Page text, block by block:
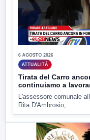
6 AGOSTO 2026
ATTUALITÀ
Tirata del Carro
continuiamo a
L'assessore comunale
Rita D'Ambrosio,...